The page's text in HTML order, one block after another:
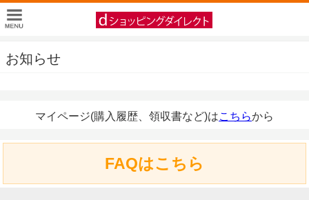
お知らせ
マイページ(購入履歴、領収書など)はこちらから
FAQはこちら